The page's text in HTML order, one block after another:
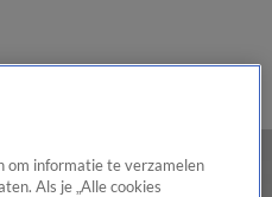
om informatie te verzamelen
Als je „Alle cookies